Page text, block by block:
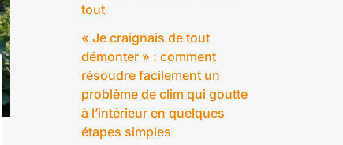
tout
« Je craignais de tout
démonter » : comment
résoudre facilement un
problème de clim qui goutte
à l’intérieur en quelques
étapes simples